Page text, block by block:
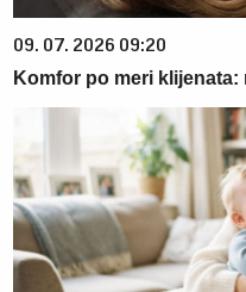
09. 07. 2026 09:20
Komfor po meri